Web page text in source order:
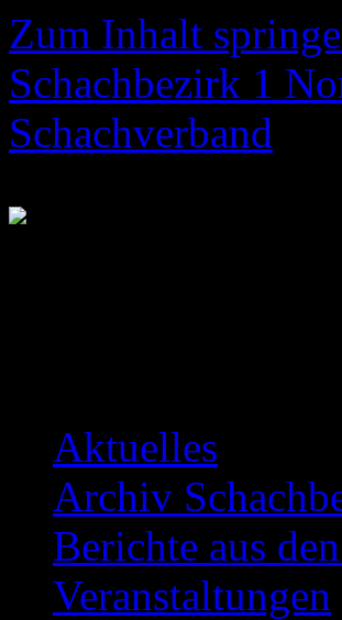
Zum Inhalt
Schachbezirk 1
Schachverband
Aktuelles
Archiv
Berichte aus
Veranstaltungen